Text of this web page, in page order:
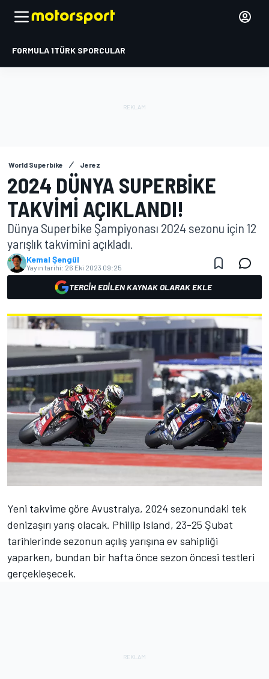
FORMULA 1TÜRK SPORCULAR
World Superbike Jerez
2024 DÜNYA SUPERBIKE
TAKVIMI AÇIKLANDI!
Dünya Superbike Şampiyonası 2024 sezonu için 12
yarışlık takvimini açıkladı.
Kemal Şengül
Yayın tarihi: 26 Eki 2023 09:25
TERCIH EDILEN KAYNAK OLARAK EKLE
Yeni takvime göre Avustralya, 2024 sezonundaki tek
denizaşırı yarış olacak. Phillip Island, 23-25 Şubat
tarihlerinde sezonun açılış yarışına ev sahipliği
yaparken, bundan bir hafta önce sezon öncesi testleri
gerçekleşecek.